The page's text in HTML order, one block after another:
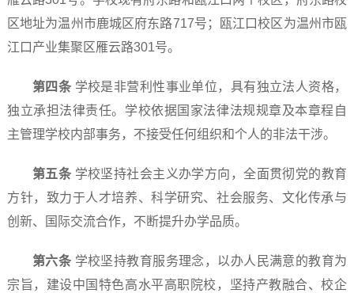
区地址为温州市鹿城区府东路717号；瓯江口校区为温州市瓯
江口产业集聚区雁云路301号。
第四条 学校是非营利性事业单位，具有独立法人资格，
独立承担法律责任。学校依据国家法律法规规章及本章程自
主管理学校内部事务，不接受任何组织和个人的非法干涉。
第五条 学校坚持社会主义办学方向，全面贯彻党的教育
方针，致力于人才培养、科学研究、社会服务、文化传承与
创新、国际交流合作，不断提升办学品质。
第六条 学校坚持教育服务理念，以办人民满意的教育为
宗旨，建设中国特色高水平高职院校，坚持产教融合、校企